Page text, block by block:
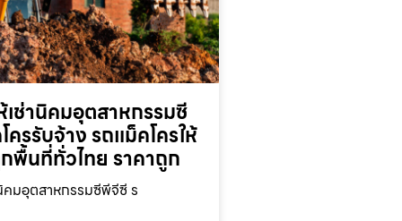
เช่านิคมอุตสาหกรรมซี
รรับจ้าง รถแม็คโครให้
กพื้นที่ทั่วไทย ราคาถูก
คมอุตสาหกรรมซีพีจีซี ร